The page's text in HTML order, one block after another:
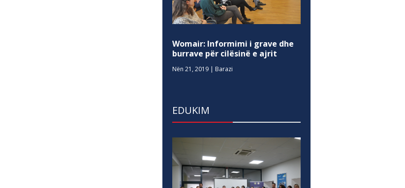
Womair: Informimi i grave dhe
burrave për cilësinë e ajrit
Nën 21, 2019 | Barazi
EDUKIM